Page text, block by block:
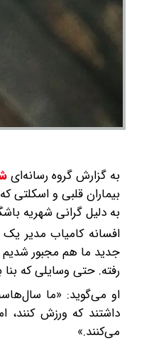
به گزارش گروه رسانه‌ای
بیماران قلبی و اسکلتی
به دلیل گرانی شهریه
افسانه کامیاب مدیر
جدید ما هم مجبور شدیم
رفته. حتی وسایلی که
او می‌گوید: «ما
داشتند که ورزش کنند،
می‌کنند.»